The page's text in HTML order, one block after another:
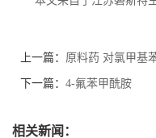
上一篇： 原料药 对氯甲基
下一篇： 4-氟苯甲酰胺
相关新闻：